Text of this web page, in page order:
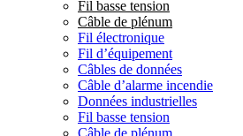
Fil basse tension
Câble de plénum
Fil électronique
Fil d’équipement
Câbles de données
Câble d’alarme incendie
Données industrielles
Fil basse tension
Câble de plénum